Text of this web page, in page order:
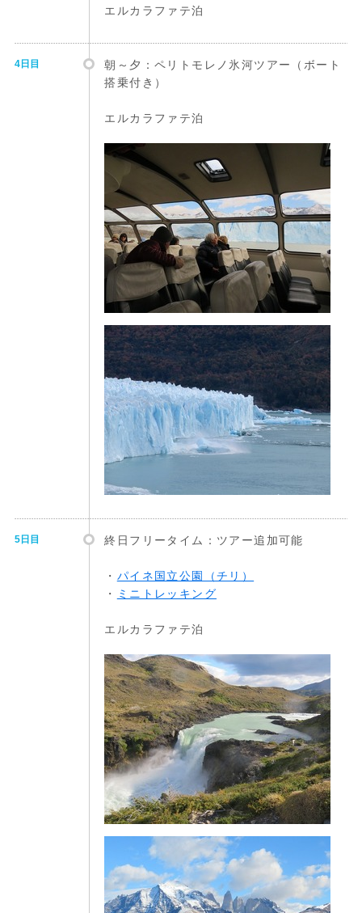
エルカラファテ泊
4日目
朝～夕：ペリトモレノ氷河ツアー（ボート
搭乗付き）
エルカラファテ泊
5日目 終日フリータイム：ツアー追加可能
・ パイネ国立公園（チリ）
・
ミニトレッキング
エルカラファテ泊